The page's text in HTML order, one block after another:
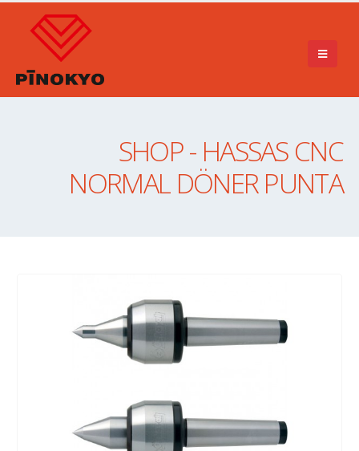
SHOP - HASSAS CNC
NORMAL DÖNER PUNTA